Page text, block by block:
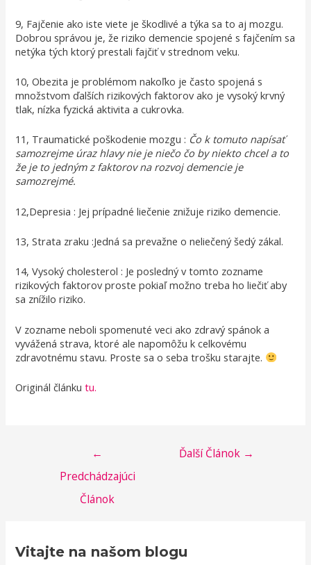
9, Fajčenie ako iste viete je škodlivé a týka sa to aj mozgu.
Dobrou správou je, že riziko demencie spojené s fajčením sa
netýka tých ktorý prestali fajčiť v strednom veku.
10, Obezita je problémom nakoľko je často spojená s
množstvom ďalších rizikových faktorov ako je vysoký krvný
tlak, nízka fyzická aktivita a cukrovka.
11, Traumatické poškodenie mozgu : Čo k tomuto napísať
samozrejme úraz hlavy nie je niečo čo by niekto chcel a to
že je to jedným z faktorov na rozvoj demencie je
samozrejmé.
12,Depresia : Jej prípadné liečenie znižuje riziko demencie.
13, Strata zraku :Jedná sa prevažne o neliečený šedý zákal.
14, Vysoký cholesterol : Je posledný v tomto zozname
rizikových faktorov proste pokiaľ možno treba ho liečiť aby
sa znížilo riziko.
V zozname neboli spomenuté veci ako zdravý spánok a
vyvážená strava, ktoré ale napomôžu k celkovému
zdravotnému stavu. Proste sa o seba trošku starajte.
Originál článkutu.
Navigácia
článku
←
Predchádzajúci
Článok
Ďalší Článok →
Vitajte na našom blogu